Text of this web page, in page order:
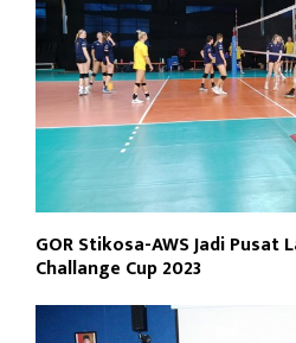
GOR Stikosa-AWS Jadi Pusat
Challange Cup 2023